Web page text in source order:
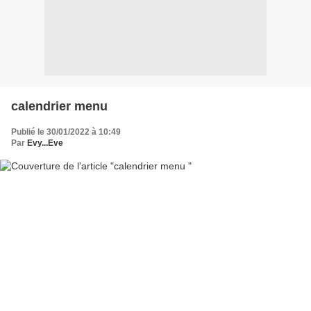
calendrier menu
Publié le 30/01/2022 à 10:49
Par Evy...Eve